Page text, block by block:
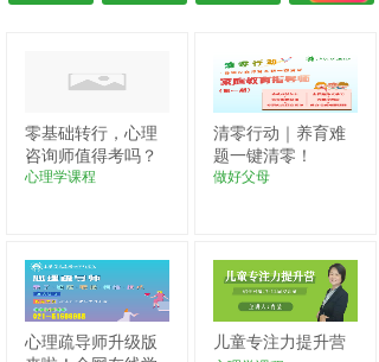
零基础转行，心理
咨询师值得考吗？
心理学课程
清零行动｜养育难
题一键清零！
做好父母
心理疏导师升级版
儿童专注力提升营